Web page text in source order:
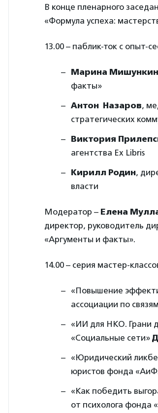
В конце пленарного
«Формула успеха:
13.00 – паблик-ток с опыт-
Марина
факты»
Антон Назаров,
стратегических
Виктория
агентства Ex Libris
Кирилл Родин,
власти
Модератор – Елена
директор, руководитель
«Аргументы и факты».
14.00 – серия мастер-
«Повышение
ассоциации по
«ИИ для НКО. Грани
«Социальные сети»
«Юридический
юристов фонда
«Как победить
от психолога фонда